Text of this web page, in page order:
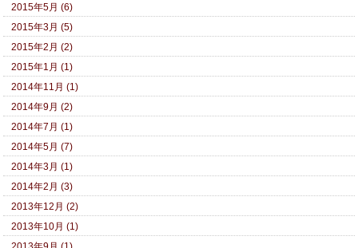
2015年5月 (6)
2015年3月 (5)
2015年2月 (2)
2015年1月 (1)
2014年11月 (1)
2014年9月 (2)
2014年7月 (1)
2014年5月 (7)
2014年3月 (1)
2014年2月 (3)
2013年12月 (2)
2013年10月 (1)